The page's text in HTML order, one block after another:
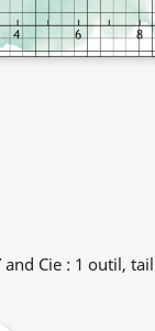
Cie : 1 outil,